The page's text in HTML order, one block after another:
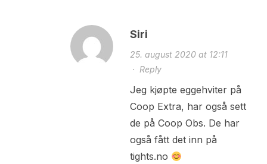
Siri
25. august 2020 at 12:11
· Reply
Jeg kjøpte eggehviter på
Coop Extra, har også sett
de på Coop Obs. De har
også fått det inn på
tights.no